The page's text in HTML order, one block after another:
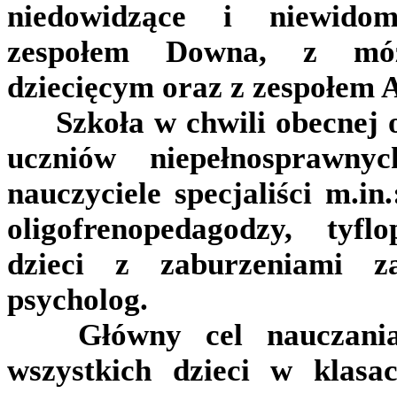
niedowidzące i
zespołem Downa, z
dziecięcym oraz z zespołem
Szkoła w chwili obecnej
uczniów
nauczyciele specjaliści
oligofrenopedagodzy,
dzieci z zaburzeniami
psycholog.
Główny cel
wszystkich dzieci w